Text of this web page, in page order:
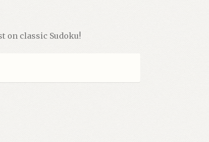
on classic Sudoku!